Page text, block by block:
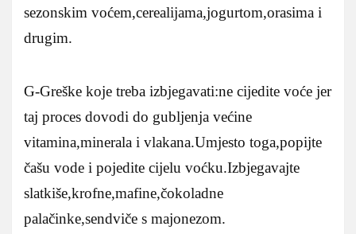
sezonskim voćem,cerealijama,jogurtom,orasima i
drugim.
G-Greške koje treba izbjegavati:ne cijedite voće jer
taj proces dovodi do gubljenja većine
vitamina,minerala i vlakana.Umjesto toga,popijte
čašu vode i pojedite cijelu voćku.Izbjegavajte
slatkiše,krofne,mafine,čokoladne
palačinke,sendviče s majonezom.